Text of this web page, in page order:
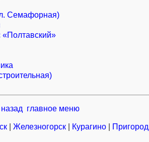
Семафорная)
назад главное меню
Железногорск Курагино